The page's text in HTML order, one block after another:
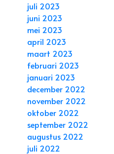
juli 2023
juni 2023
mei 2023
april 2023
maart 2023
februari 2023
januari 2023
december 2022
november 2022
oktober 2022
september 2022
augustus 2022
juli 2022